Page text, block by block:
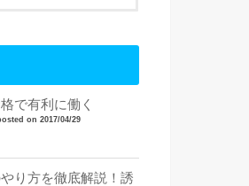
で有利に働く
on 2017/04/29
り方を徹底解説！誘